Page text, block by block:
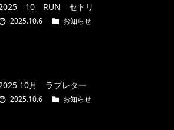
10 RUN セトリ
2025.10.6 お知らせ
10月 ラブレター
2025.10.6 お知らせ